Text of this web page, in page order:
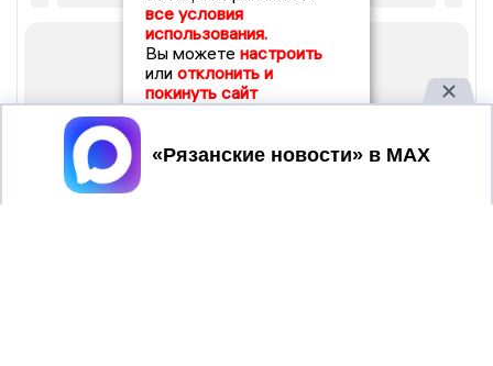
все условия
использования.
Вы можете настроить
или отклонить и
покинуть сайт
Принять